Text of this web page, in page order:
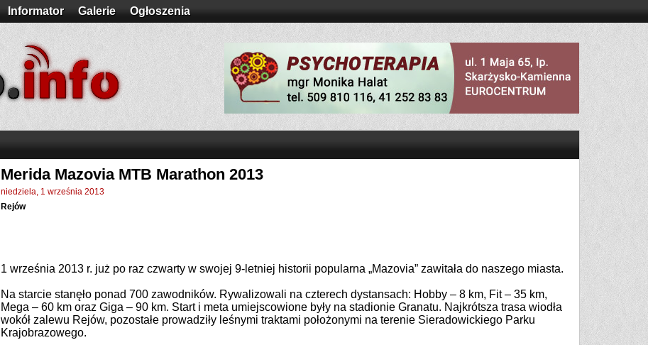
Informator Galerie Ogłoszenia
Merida Mazovia MTB Marathon 2013
niedziela, 1 września 2013
Rejów
1 września 2013 r. już po raz czwarty w swojej 9-letniej historii popularna „Mazovia” zawitała do naszego miasta.
Na starcie stanęło ponad 700 zawodników. Rywalizowali na czterech dystansach: Hobby – 8 km, Fit – 35 km,
Mega – 60 km oraz Giga – 90 km. Start i meta umiejscowione były na stadionie Granatu. Najkrótsza trasa wiodła
wokół zalewu Rejów, pozostałe prowadziły leśnymi traktami położonymi na terenie Sieradowickiego Parku
Krajobrazowego.